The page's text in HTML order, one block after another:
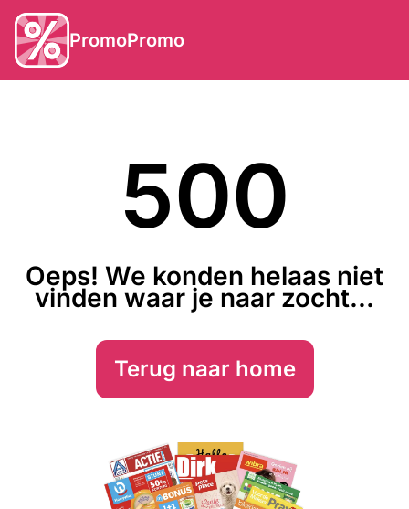
PromoPromo
500
Oeps! We konden helaas niet
vinden waar je naar zocht...
Terug naar home